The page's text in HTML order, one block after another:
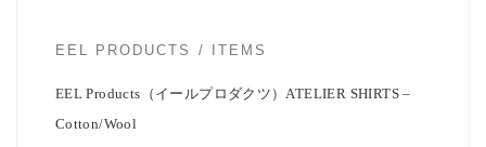
EEL PRODUCTS ITEMS
EEL Products（イールプロダクツ）ATELIER SHIRTS –
Cotton/Wool